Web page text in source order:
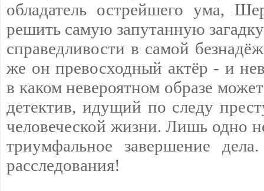
обладатель острейшего ума,
решить самую запутанную
справедливости в самой
же он превосходный актёр - и
в каком невероятном образе
детектив, идущий по следу
человеческой жизни. Лишь одно
триумфальное завершение
расследования!